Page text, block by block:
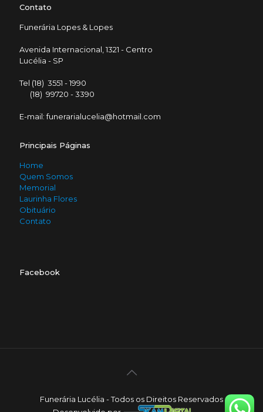
Contato
Funerária Lopes & Lopes
Avenida Internacional, 1321 - Centro
Lucélia - SP
Tel (18) 3551 - 1990
(18) 99720 - 3390
E-mail: funerarialucelia@hotmail.com
Principais Páginas
Home
Quem Somos
Memorial
Laurinha Flores
Obituário
Contato
Facebook
Funerária Lucélia - Todos os Direitos Reservados